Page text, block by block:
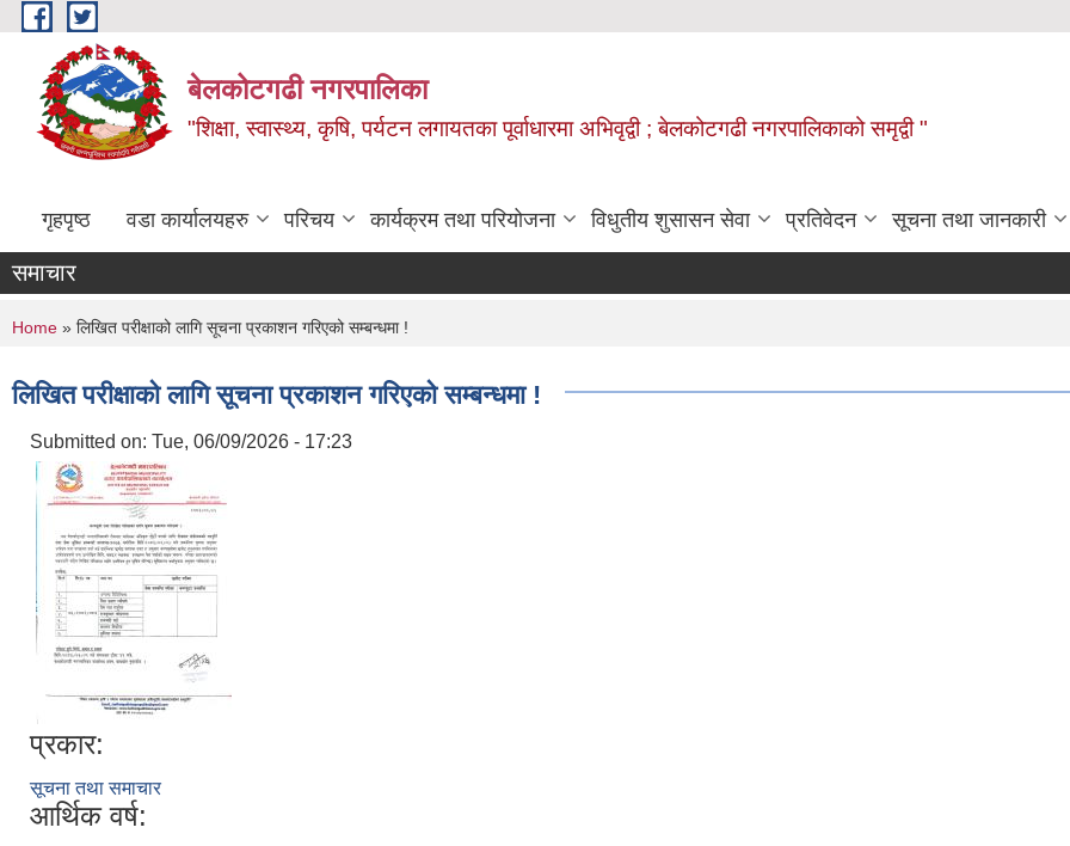
Skip to main content
बेलकोटगढी नगरपालिका
"शिक्षा, स्वास्थ्य, कृषि, पर्यटन लगायतका पूर्वाधारमा अभिवृद्वी ; बेलकोटगढी नगरपालिकाको समृद्वी "
गृहपृष्ठ वडा कार्यालयहरु परिचय कार्यक्रम तथा परियोजना विधुतीय शुसासन सेवा प्रतिवेदन सूचना तथा जानकारी
समाचार
You are here
Home » लिखित परीक्षाको लागि सूचना प्रकाशन गरिएको सम्बन्धमा !
लिखित परीक्षाको लागि सूचना प्रकाशन गरिएको सम्बन्धमा !
Submitted on: Tue, 06/09/2026 - 17:23
प्रकार:
सूचना तथा समाचार
आर्थिक वर्ष: